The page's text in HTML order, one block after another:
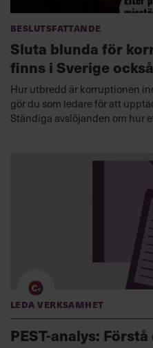
Beslutsfattande
Sluta blunda för
finns i Sverige också
Hur utbredd är korruptionen
gör du som ledare för att
Ständiga avslöjanden om hur
Leda verksamhet
PEST-analys: